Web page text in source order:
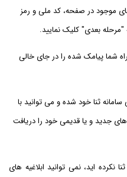
موجود در صفحه، کد ملی و رمز
بعدی" کلیک نمایید.
شما پیامک شده را در جای خالی
سامانه ثنا خود شده و می توانید با
های جدید و یا قدیمی خود را دریافت
نکرده اید، نمی توانید ابلاغیه های